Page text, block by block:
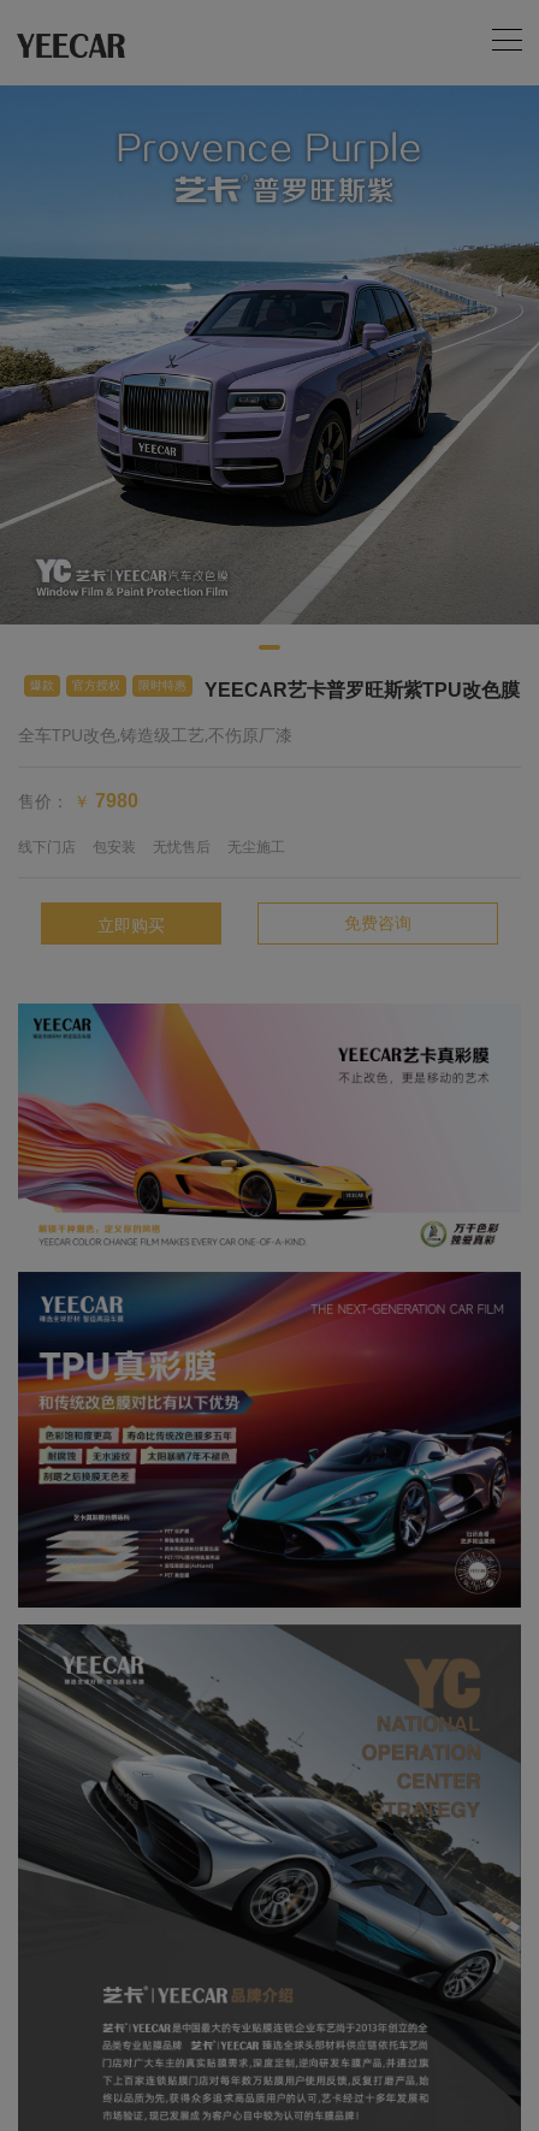
爆款 官方授权 限时特惠 YEECAR艺卡普罗旺斯紫TPU改色膜
全车TPU改色,铸造级工艺,不伤原厂漆
售价： ￥ 7980
线下门店 包安装 无忧售后 无尘施工
立即购买 免费咨询